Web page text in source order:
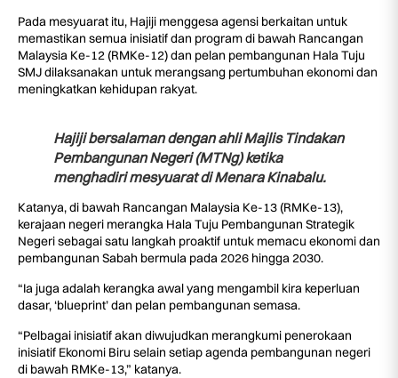
Pada mesyuarat itu, Hajiji menggesa agensi berkaitan untuk
memastikan semua inisiatif dan program di bawah Rancangan
Malaysia Ke-12 (RMKe-12) dan pelan pembangunan Hala Tuju
SMJ dilaksanakan untuk merangsang pertumbuhan ekonomi dan
meningkatkan kehidupan rakyat.
Hajiji bersalaman dengan ahli Majlis Tindakan
Pembangunan Negeri (MTNg) ketika
menghadiri mesyuarat di Menara Kinabalu.
Katanya, di bawah Rancangan Malaysia Ke-13 (RMKe-13),
kerajaan negeri merangka Hala Tuju Pembangunan Strategik
Negeri sebagai satu langkah proaktif untuk memacu ekonomi dan
pembangunan Sabah bermula pada 2026 hingga 2030.
“Ia juga adalah kerangka awal yang mengambil kira keperluan
dasar, ‘blueprint’ dan pelan pembangunan semasa.
“Pelbagai inisiatif akan diwujudkan merangkumi penerokaan
inisiatif Ekonomi Biru selain setiap agenda pembangunan negeri
di bawah RMKe-13,” katanya.